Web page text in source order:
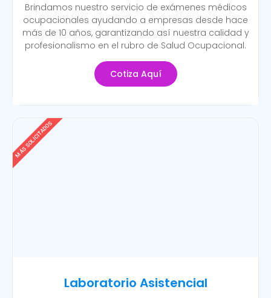
Brindamos nuestro servicio de exámenes médicos
ocupacionales ayudando a empresas desde hace
más de 10 años, garantizando así nuestra calidad y
profesionalismo en el rubro de Salud Ocupacional.
Cotiza Aquí
Laboratorio Asistencial
MÁS SOLICITADOS